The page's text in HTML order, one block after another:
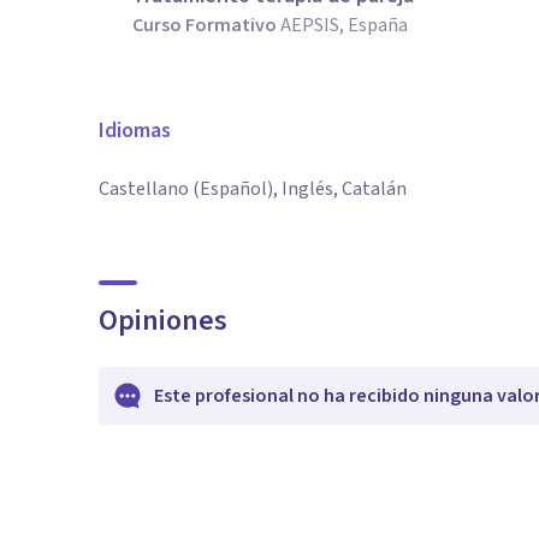
Curso FormativoAEPSIS, España
Idiomas
Castellano (Español), Inglés, Catalán
Opiniones
Este profesional no ha recibido ninguna